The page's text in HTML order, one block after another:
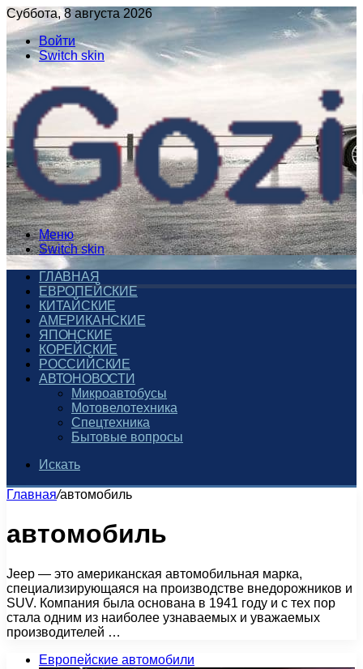
Суббота, 8 августа 2026
Войти
Switch skin
Меню
Switch skin
ГЛАВНАЯ
ЕВРОПЕЙСКИЕ
КИТАЙСКИЕ
АМЕРИКАНСКИЕ
ЯПОНСКИЕ
КОРЕЙСКИЕ
РОССИЙСКИЕ
АВТОНОВОСТИ
Микроавтобусы
Мотовелотехника
Спецтехника
Бытовые вопросы
Искать
Главная/автомобиль
автомобиль
Jeep — это американская автомобильная марка,
специализирующаяся на производстве внедорожников и
SUV. Компания была основана в 1941 году и с тех пор
стала одним из наиболее узнаваемых и уважаемых
производителей …
Европейские автомобили